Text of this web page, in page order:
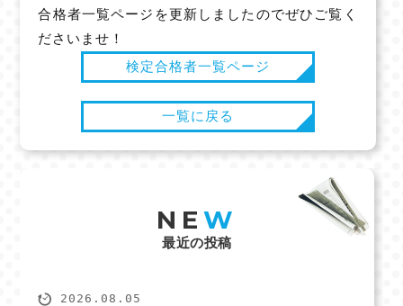
合格者一覧ページを更新しましたのでぜひご覧く
ださいませ！
検定合格者一覧ページ
一覧に戻る
NE W
最近の投稿
2026.08.05